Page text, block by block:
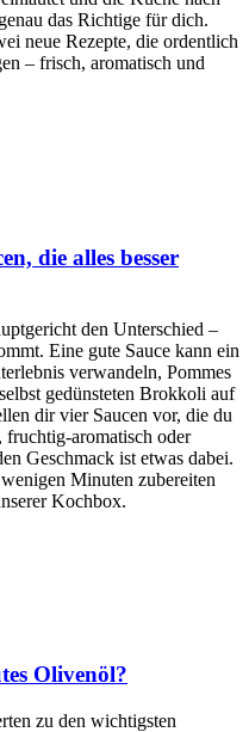
das Richtige für dich.
neue Rezepte, die ordentlich
– frisch, aromatisch und
die alles besser
den Unterschied –
Eine gute Sauce kann ein
verwandeln, Pommes
gedünsteten Brokkoli auf
dir vier Saucen vor, die du
aromatisch oder
Geschmack ist etwas dabei.
Minuten zubereiten
Kochbox.
Olivenöl?
zu den wichtigsten